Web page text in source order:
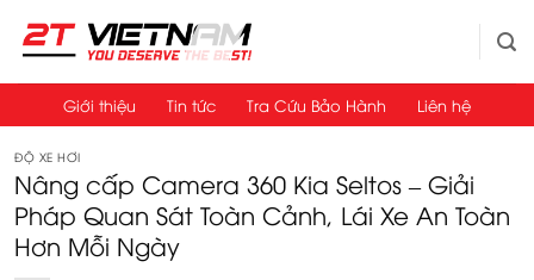
qua
Giới thiệu Tin tức Tra Cứu Bảo Hành Liên hệ
ĐỘ XE HƠI
Nâng cấp Camera 360 Kia Seltos – Giải
Pháp Quan Sát Toàn Cảnh, Lái Xe An Toàn
Hơn Mỗi Ngày